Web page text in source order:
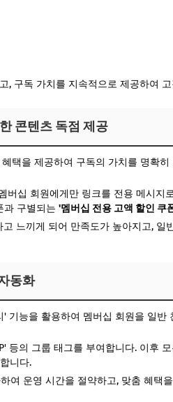
, 구독 가치를 지속적으로 제공하여
콘텐츠 독점 제공
택을 제공하여 구독의 가치를 명확히
버십 회원에게만 링크를 전용 메시지
과 구별되는 '멤버십 전용 고액 할인 쿠
느끼게 되어 만족도가 높아지고, 일
동화
기능을 활용하여 멤버십 회원을 일반
등의 그룹 태그를 부여합니다. 이후
니다.
여 운영 시간을 절약하고, 맞춤 혜택